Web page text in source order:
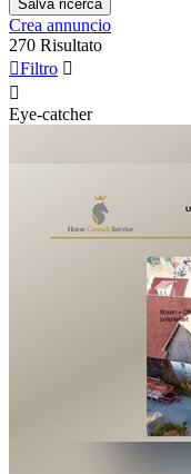
Salva ricerca
Crea annuncio
270 Risultato
Filtro 

Eye-catcher